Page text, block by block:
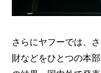
さらにヤフーでは、
財などをひとつの本